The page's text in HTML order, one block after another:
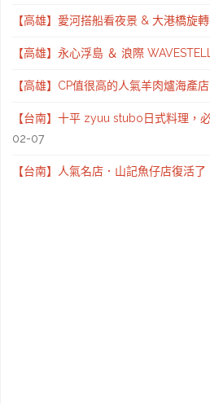
【高雄】愛河搭船看夜景 & 大港橋旋
【高雄】永心浮島 ＆ 浪際
【高雄】CP值很高的人氣羊肉爐海產
【台南】十平 zyuu stubo日式料理，
02-07
【台南】人氣名店．山記魚仔店復活了